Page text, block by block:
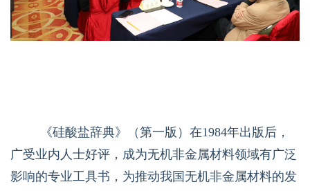
《硅酸盐辞典》（第一版）在1984年出版后，
广受业内人士好评，成为无机非金属材料领域有广泛
影响的专业工具书，为推动我国无机非金属材料的发